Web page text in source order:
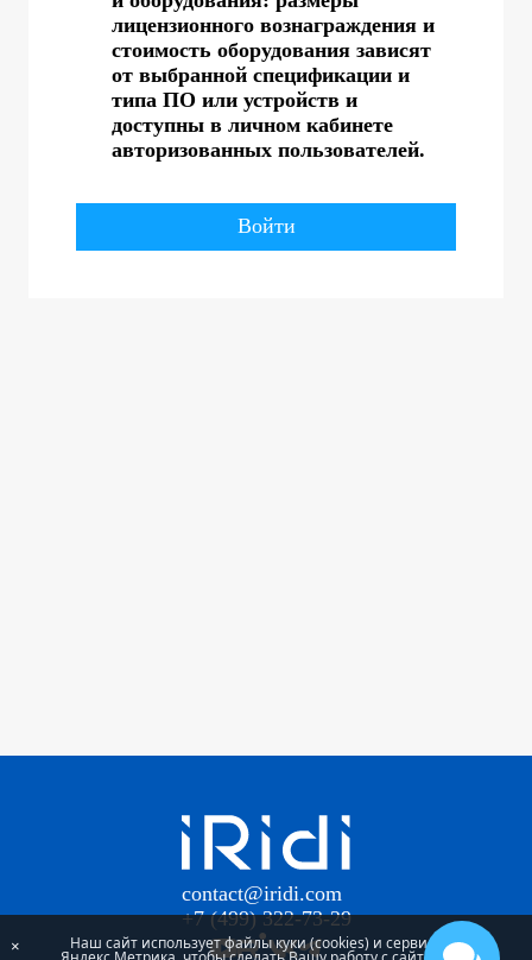
лицензионного вознаграждения и
стоимость оборудования зависят
от выбранной спецификации и
типа ПО или устройств и
доступны в личном кабинете
авторизованных пользователей.
Войти
contact@iridi.com
+7 (499) 322-73-29
× Наш сайт использует файлы куки (cookies) и сервис